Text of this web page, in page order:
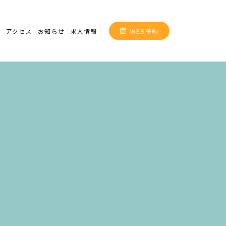
アクセス お知らせ 求人情報 WEB予約